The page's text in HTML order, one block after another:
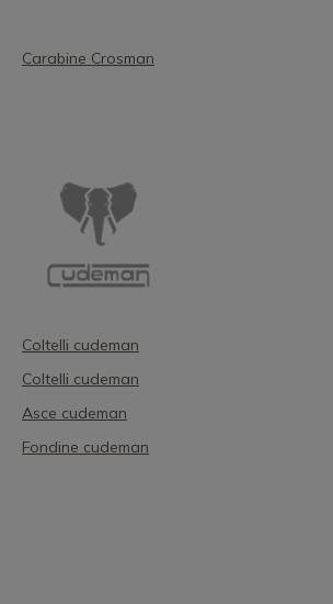
Carabine Crosman
Coltelli cudeman
Coltelli cudeman
Asce cudeman
Fondine cudeman